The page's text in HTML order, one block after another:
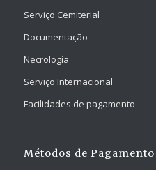
Serviço Cemiterial
Documentação
Necrologia
Serviço Internacional
Facilidades de pagamento
Métodos de Pagamento